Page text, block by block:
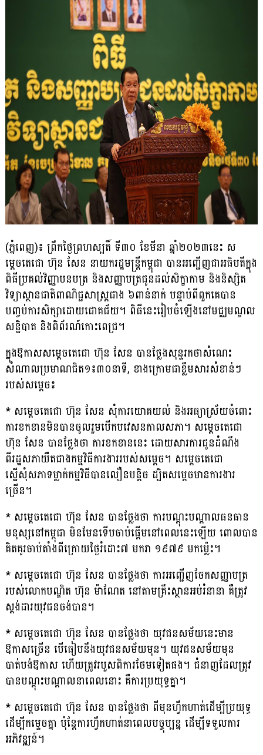
(ភ្នំពេញ)៖ ព្រឹកថ្ងៃព្រហស្បតិ៍ ទី៣០ ខែមីនា ឆ្នាំ២០២៣នេះ ស
ម្តេចតេជោ ហ៊ុន សែន នាយករដ្ឋមន្ត្រីកម្ពុជា បានអញ្ជើញជាអធិបតីក្នុង
ពិធីប្រគល់វិញ្ញាបនបត្រ និងសញ្ញាបត្រជូនដល់សិក្ខាកាម និងនិស្សិត
វិទ្យាស្ថានជាតិពាណិជ្ជសាស្ត្រជាង ៦ពាន់នាក់ បន្ទាប់ពីពួកគេបាន
បញ្ចប់ការសិក្សាដោយជោគជ័យ។ ពិធីនេះរៀបចំឡើងនៅមជ្ឈមណ្ឌល
សន្និបាត និងពិព័រណ៍កោះពេជ្រ។
ក្នុងឱកាសសម្តេចតេជោ ហ៊ុន សែន បានថ្លែងសុន្ទរកថាសំណេះ
សំណាលប្រមាណជិត១៖៣០នាទី, ខាងក្រោមជាខ្លឹមសារសំខាន់ៗ
របស់សម្តេច៖
* សម្តេចតេជោ ហ៊ុន សែន សុំការយោគយល់ និងអធ្យាស្រ័យចំពោះ
ការខកខានមិនបានចូលរួមបើកបវេសនកាលសភា។ សម្តេចតេជោ
ហ៊ុន សែន បានថ្លែងថា ការខកខាននេះ ដោយសារការជូនដំណឹង
ពីរដ្ឋសភាយឺតជាងកម្មវិធីការងាររបស់សម្តេច។ សម្តេចតេជោ
ស្នើសុំសភាទម្លាក់កម្មវិធីបានលឿនបន្តិច ដ្បិតសម្តេចមានការងារ
ច្រើន។
* សម្តេចតេជោ ហ៊ុន សែន បានថ្លែងថា ការបណ្តុះបណ្តាលធនធាន
មនុស្សនៅកម្ពុជា មិនមែនទើបចាប់ផ្តើមនៅពេលនេះឡើយ ពោលបាន
គិតគូរចាប់តាំងពីក្រោយថ្ងៃរំដោះ៧ មករា ១៩៧៩ មកម្ល៉េះ។
* សម្តេចតេជោ ហ៊ុន សែន បានថ្លែងថា ការអញ្ជើញចែកសញ្ញាបត្រ
របស់លោកបណ្ឌិត ហ៊ុន ម៉ាណែត នៅតាមគ្រឹះស្ថានអប់រំនានា គឺត្រូវ
ស្តង់ដារយុវជនចង់បាន។
* សម្តេចតេជោ ហ៊ុន សែន បានថ្លែងថា យុវជនសម័យនេះមាន
ឱកាសច្រើន បើធៀបនឹងយុវជនសម័យមុន។ យុវជនសម័យមុន
បាត់បង់ឱកាស ហើយត្រូវរបួសពិការថែមទៀតផង។ ជំនាញដែលត្រូវ
បានបណ្តុះបណ្តាលនាពេលនោះ គឺការប្រយុទ្ធគ្នា។
* សម្តេចតេជោ ហ៊ុន សែន បានថ្លែងថា ពីមុនហ្វឹកហាត់ដើម្បីប្រយុទ្ធ
ដើម្បីកម្ទេចគ្នា ប៉ុន្តែការហ្វឹកហាត់នាពេលបច្ចុប្បន្ន ដើម្បីទទួលការ
អភិវឌ្ឍន៍។